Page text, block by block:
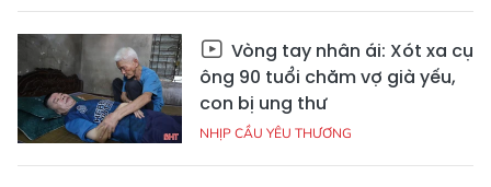
Vòng tay nhân ái: Xót xa cụ
ông 90 tuổi chăm vợ già yếu,
con bị ung thư
NHỊP CẦU YÊU THƯƠNG